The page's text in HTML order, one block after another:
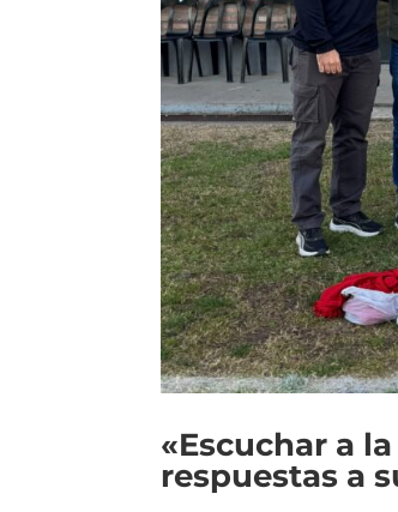
«Escuchar a
respuestas a